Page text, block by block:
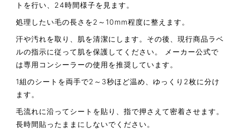
トを行い、24時間様子を見ます。
処理したい毛の長さを2～10mm程度に整えます。
汗や汚れを取り、肌を清潔にします。その後、現行商品ラベ
ルの指示に従って肌を保護してください。 メーカー公式で
は専用コンシーラーの使用を推奨しています。
1組のシートを両手で2～3秒ほど温め、ゆっくり2枚に分け
ます。
毛流れに沿ってシートを貼り、指で押さえて密着させます。
長時間貼ったままにしないでください。